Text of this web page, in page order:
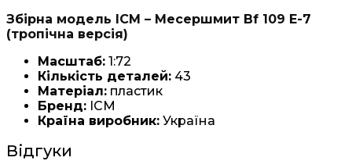
Збірна модель ICM – Месершмит Bf 109 E-7
(тропічна версія)
Масштаб: 1:72
Кількість деталей: 43
Матеріал: пластик
Бренд: ICM
Країна виробник: Україна
Відгуки